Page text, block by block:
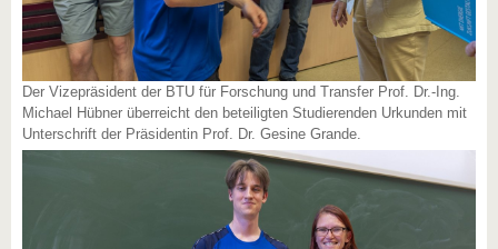
Der Vizepräsident der BTU für Forschung und Transfer Prof. Dr.-Ing.
Michael Hübner überreicht den beteiligten Studierenden Urkunden mit
Unterschrift der Präsidentin Prof. Dr. Gesine Grande.